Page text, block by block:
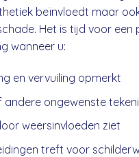
beïnvloedt maar
Het is tijd voor een
wanneer u:
en vervuiling opmerkt
andere ongewenste
weersinvloeden ziet
treft voor